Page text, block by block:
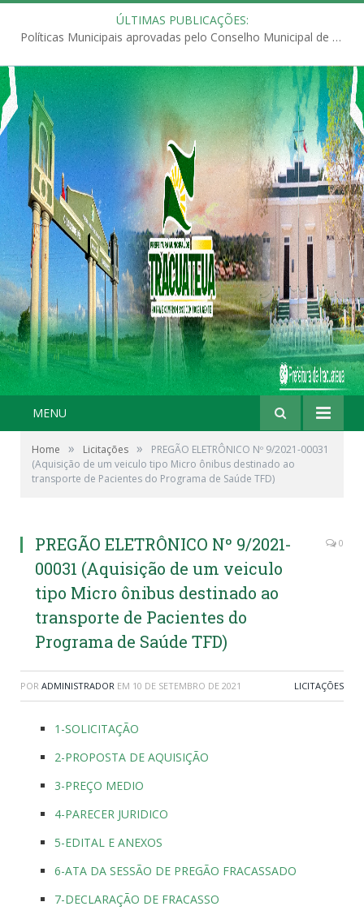
ÚLTIMAS PUBLICAÇÕES:
Políticas Municipais aprovadas pelo Conselho Municipal de Educação (CME)
MENU
Home » Licitações »
PREGÃO ELETRÔNICO Nº 9/2021-00031
(Aquisição de um veiculo tipo Micro ônibus destinado ao
transporte de Pacientes do Programa de Saúde TFD)
PREGÃO ELETRÔNICO Nº 9/2021-
00031 (Aquisição de um veiculo
tipo Micro ônibus destinado ao
transporte de Pacientes do
Programa de Saúde TFD)
0
POR ADMINISTRADOR EM 10 DE SETEMBRO DE 2021 LICITAÇÕES
1-SOLICITAÇÃO
2-PROPOSTA DE AQUISIÇÃO
3-PREÇO MEDIO
4-PARECER JURIDICO
5-EDITAL E ANEXOS
6-ATA DA SESSÃO DE PREGÃO FRACASSADO
7-DECLARAÇÃO DE FRACASSO